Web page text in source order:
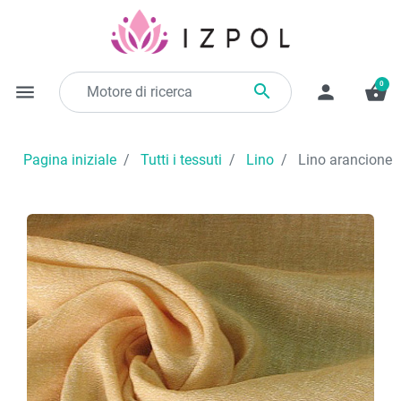
menu  person shopping_basket
0
Pagina iniziale Tutti i tessuti Lino Lino arancione